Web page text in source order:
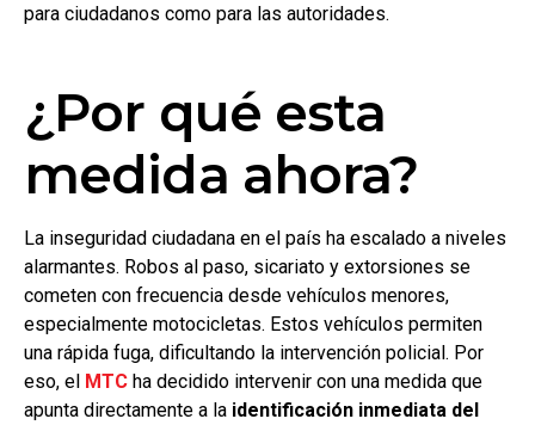
para ciudadanos como para las autoridades.
¿Por qué esta
medida ahora?
La inseguridad ciudadana en el país ha escalado a niveles
alarmantes. Robos al paso, sicariato y extorsiones se
cometen con frecuencia desde vehículos menores,
especialmente motocicletas. Estos vehículos permiten
una rápida fuga, dificultando la intervención policial. Por
eso, el MTC ha decidido intervenir con una medida que
apunta directamente a la identificación inmediata del